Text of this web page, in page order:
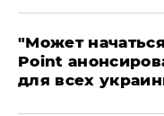
"Может
Point
для всех